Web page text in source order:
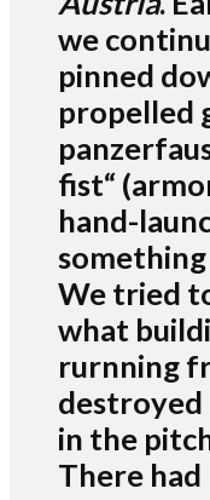
we
pinned
propelled
fist“
hand-
We tried
what
rurnning
destroyed
in the
There had